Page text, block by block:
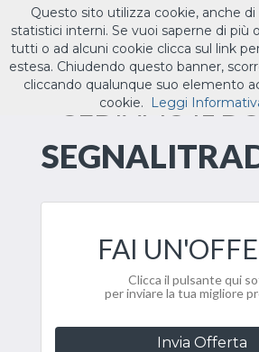
ILTUO.IT
CEDIAMO IL
FAI
Clicca il pulsante qui
per inviare la tua migliore
Invia Offerta
Questo sito utilizza cookie, anche
statistici interni. Se vuoi saperne di più
tutti o ad alcuni cookie clicca sul link
estesa. Chiudendo questo banner,
cliccando qualunque suo elemento
cookie.
Leggi